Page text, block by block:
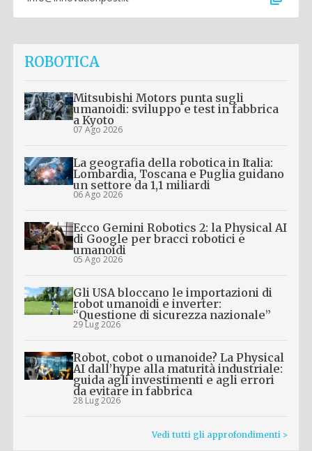
ROBOTICA
Mitsubishi Motors punta sugli
umanoidi: sviluppo e test in fabbrica
a Kyoto
07 Ago 2026
La geografia della robotica in Italia:
Lombardia, Toscana e Puglia guidano
un settore da 1,1 miliardi
06 Ago 2026
Ecco Gemini Robotics 2: la Physical AI
di Google per bracci robotici e
umanoidi
05 Ago 2026
Gli USA bloccano le importazioni di
robot umanoidi e inverter:
“Questione di sicurezza nazionale”
29 Lug 2026
Robot, cobot o umanoide? La Physical
AI dall’hype alla maturità industriale:
guida agli investimenti e agli errori
da evitare in fabbrica
28 Lug 2026
Vedi tutti gli approfondimenti >